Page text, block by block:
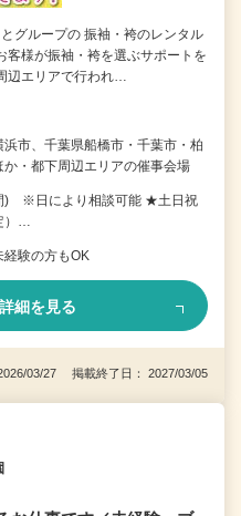
グループの 振袖・袴のレンタル
客様が振袖・袴を選ぶサポートを
エリアで行われ…
市、千葉県船橋市・千葉市・柏
・都下周辺エリアの催事会場
) ※日により相談可能 ★土日祝
）…
験の方もOK
詳細を見る
03/27 掲載終了日： 2027/03/05